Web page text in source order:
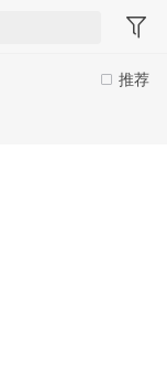
推荐